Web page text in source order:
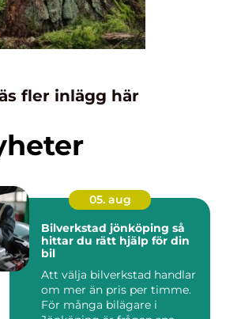
fler inlägg här
05. aug
Bilverkstad jönköping så
hittar du rätt hjälp för din
bil
Att välja bilverkstad handlar
om mer än pris per timme.
För många bilägare i